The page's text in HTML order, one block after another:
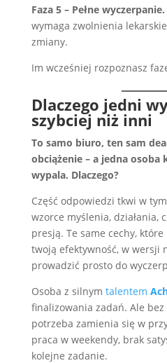
Faza 5 – Pełne wyczerpanie.
wymaga zwolnienia
zmiany.
Im wcześniej rozpoznasz
Dlaczego jedni
szybciej niż inni
To samo biuro, ten sam
obciążenie – a jedna osoba
wypala. Dlaczego?
Część odpowiedzi tkwi w
wzorce myślenia, działania,
presją. Te same cechy,
twoją efektywność, w wersji
prowadzić prosto do
Osoba z silnym talentem
finalizowania zadań. Ale
potrzeba zamienia się w
praca w weekendy, brak
kolejne zadanie.